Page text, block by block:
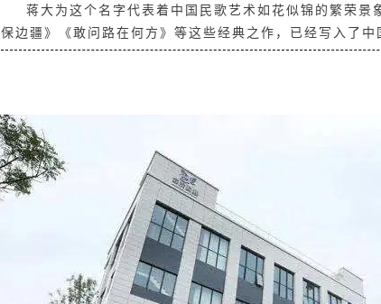
蒋大为这个名字代表着中国民歌艺术如花似锦的繁荣景
保边疆》《敢问路在何方》等这些经典之作，已经写入了中